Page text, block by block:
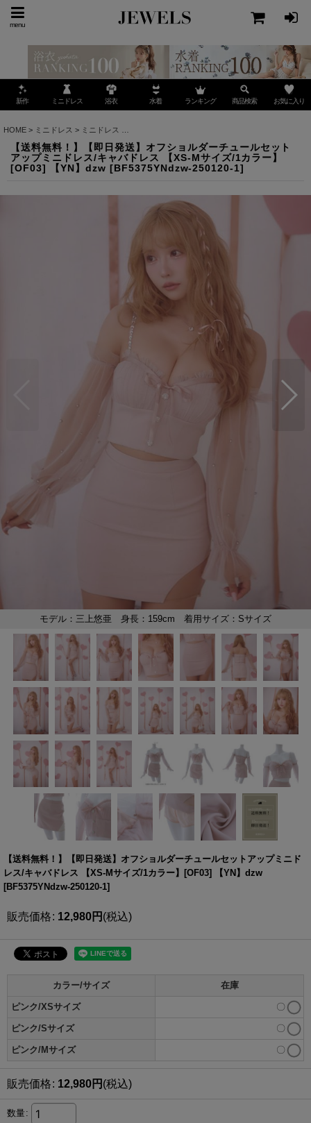
menu
新作 ミニドレス 浴衣 水着 ランキング 商品検索 お気に入り
HOME > ミニドレス > ミニドレス
【送料無料！】【即日発送】オフショルダーチュールセット
アップミニドレス/キャバドレス 【XS-Mサイズ/1カラー】
[OF03] 【YN】dzw [BF5375YNdzw-250120-1]
【送料無料！】【即日発送】オフショルダーチュールセットアップミニド
レス/キャバドレス 【XS-Mサイズ/1カラー】[OF03] 【YN】dzw
[BF5375YNdzw-250120-1]
販売価格: 12,980円 (税込)
カラー/サイズ 在庫
ピンク/XSサイズ 〇
ピンク/Sサイズ 〇
ピンク/Mサイズ 〇
販売価格: 12,980円 (税込)
数量: